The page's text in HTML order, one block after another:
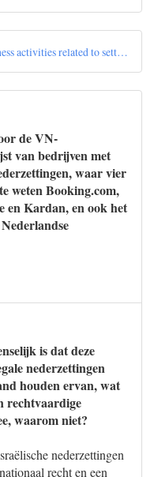
activities related to sett…
de VN-
van bedrijven met
waar vier
weten Booking.com,
Kardan, en ook het
is dat deze
nederzettingen
houden ervan, wat
rechtvaardige
waarom niet?
nederzettingen
recht en een